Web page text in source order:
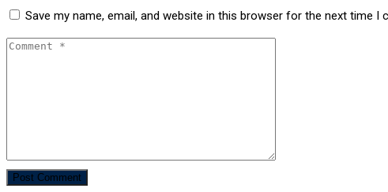
Save my name, email, and website in this browser for the next time I